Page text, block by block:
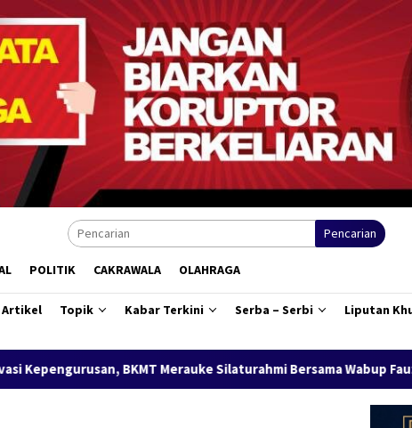
Pencarian
POLITIK CAKRAWALA OLAHRAGA
Artikel Topik Kabar Terkini Serba – Serbi
Liputan
Silaturahmi Bersama Wabup Fauzun Nihayah Buka